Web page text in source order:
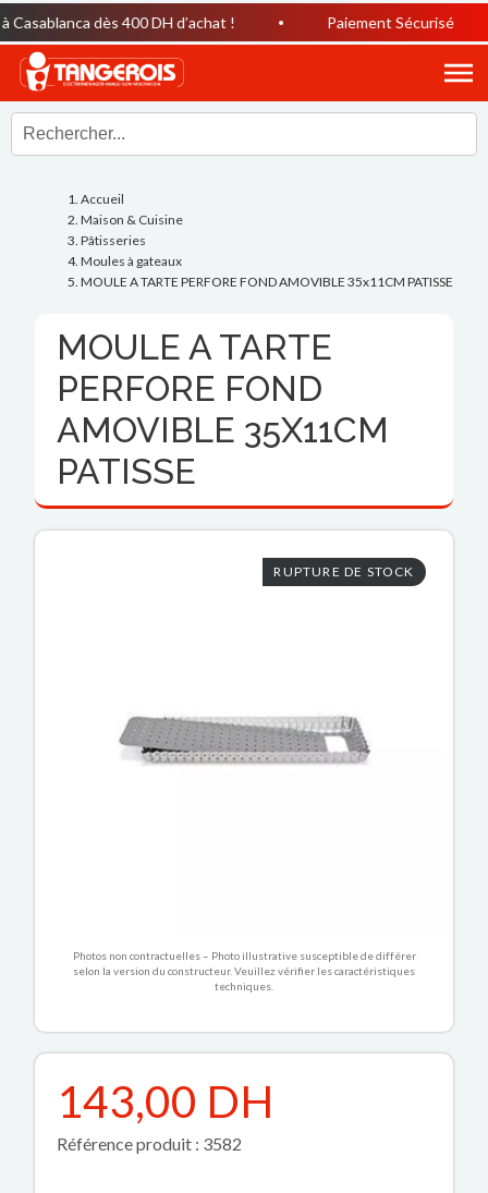
dès 400 DH d’achat ! Paiement Sécurisé
Accueil
Maison & Cuisine
Pâtisseries
Moules à gateaux
MOULE A TARTE PERFORE FOND AMOVIBLE 35x11CM PATISSE
MOULE A TARTE
PERFORE FOND
AMOVIBLE 35X11CM
PATISSE
RUPTURE DE STOCK
Photos non contractuelles – Photo illustrative susceptible de différer
selon la version du constructeur. Veuillez vérifier les caractéristiques
techniques.
143,00 DH
Référence produit : 3582